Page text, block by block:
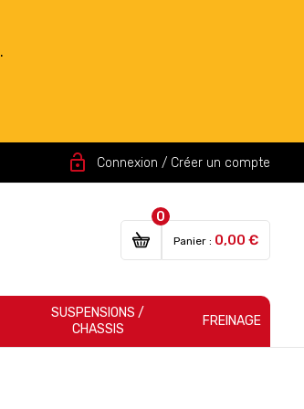
.
lock_open Connexion / Créer un compte
0
Panier : 0,00 €
SUSPENSIONS /
CHASSIS
FREINAGE